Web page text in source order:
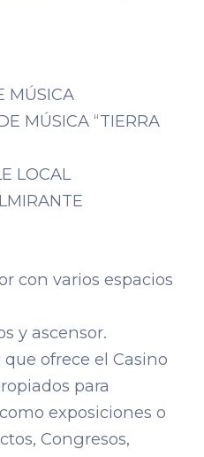
MÚSICA
MÚSICA “TIERRA
LOCAL
con varios espacios
y ascensor.
que ofrece el Casino
para
exposiciones o
Congresos,